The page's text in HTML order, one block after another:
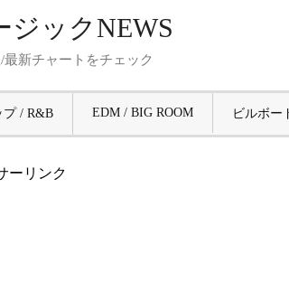
ジックNEWS
新チャートをチェック
プ / R&B EDM / BIG ROOM ビルボー
ーリンク